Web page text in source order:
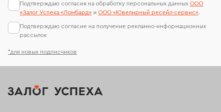
*для новых подписчиков
Подтверждаю согласия на обработку персональных данных ООО
«Залог Успеха «Ломбард» и ООО «Ювелирный ресейл-сервиc».
Подтверждаю согласие на получение рекламно-информационных
рассылок